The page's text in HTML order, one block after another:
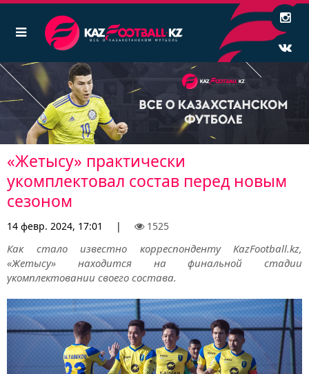
«Жетысу» практически
укомплектовал состав перед новым
сезоном
14 февр. 2024, 17:01 | 1525
Как стало известно корреспонденту KazFootball.kz,
«Жетысу» находится на финальной стадии
укомплектовании своего состава.